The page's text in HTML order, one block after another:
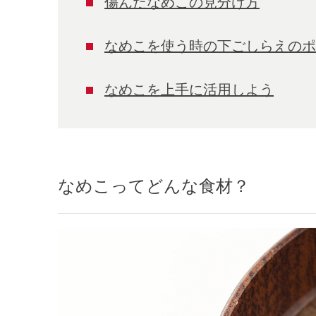
なめこを使う時の下ごしらえの
なめこを上手に活用しよう
なめこってどんな食材？